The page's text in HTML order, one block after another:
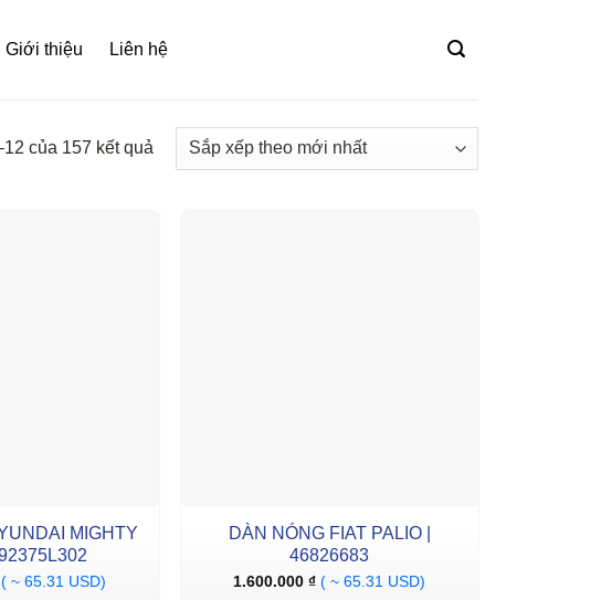
Giới thiệu Liên hệ
của 157 kết quả
sắp
MIGHTY
( ~ 65.31 USD)
DÀN NÓNG FIAT PALIO |
46826683
1.600.000₫ ( ~ 65.31 USD)